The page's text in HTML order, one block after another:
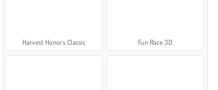
Harvest Honors Classic Fun Race 3D